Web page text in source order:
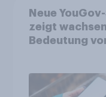
Neue
zeigt
Bedeutung